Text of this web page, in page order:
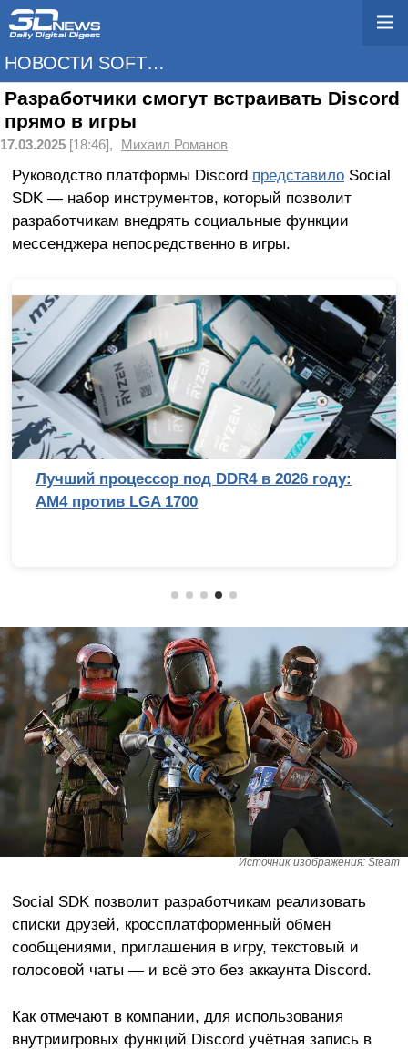
НОВОСТИ SOFTWARE
Разработчики смогут встраивать Discord
прямо в игры
17.03.2025 [18:46], Михаил Романов
Руководство платформы Discord представилоSocial
SDK — набор инструментов, который позволит
разработчикам внедрять социальные функции
мессенджера непосредственно в игры.
Лучший процессор под DDR4 в 2026 году:
AM4 против LGA 1700
Источник изображения: Steam
Social SDK позволит разработчикам реализовать
списки друзей, кроссплатформенный обмен
сообщениями, приглашения в игру, текстовый и
голосовой чаты — и всё это без аккаунта Discord.
Как отмечают в компании, для использования
внутриигровых функций Discord учётная запись в